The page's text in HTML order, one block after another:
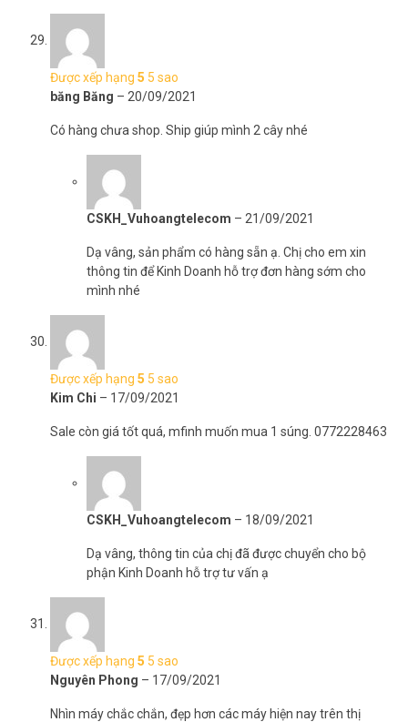
Được xếp hạng 5 5 sao
băng Băng – 20/09/2021
Có hàng chưa shop. Ship giúp mình 2 cây nhé
CSKH_Vuhoangtelecom – 21/09/2021
Dạ vâng, sản phẩm có hàng sẵn ạ. Chị cho em xin
thông tin để Kinh Doanh hỗ trợ đơn hàng sớm cho
mình nhé
Được xếp hạng 5 5 sao
Kim Chi – 17/09/2021
Sale còn giá tốt quá, mfinh muốn mua 1 súng. 0772228463
CSKH_Vuhoangtelecom – 18/09/2021
Dạ vâng, thông tin của chị đã được chuyển cho bộ
phận Kinh Doanh hỗ trợ tư vấn ạ
Được xếp hạng 5 5 sao
Nguyên Phong – 17/09/2021
Nhìn máy chắc chắn, đẹp hơn các máy hiện nay trên thị